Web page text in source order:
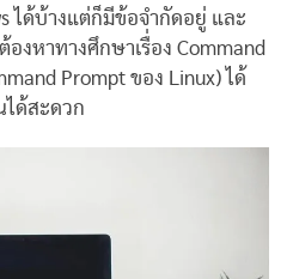
ได้บ้างแต่ก็มีข้อจำกัดอยู่ และ
งหาทางศึกษาเรื่อง Command
Prompt ของ Linux) ได้
ได้สะดวก